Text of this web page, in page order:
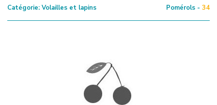
Catégorie: Volailles et lapins Pomérols - 34